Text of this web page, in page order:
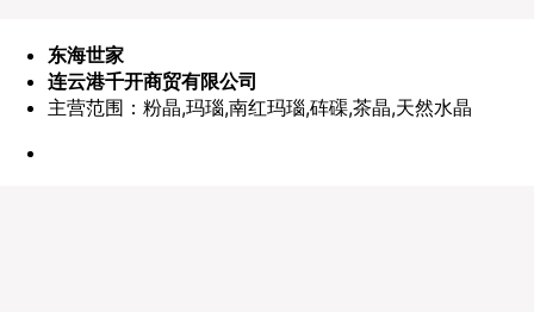
东海世家
连云港千开商贸有限公司
主营范围：粉晶,玛瑙,南红玛瑙,砗磲,茶晶,天然水晶